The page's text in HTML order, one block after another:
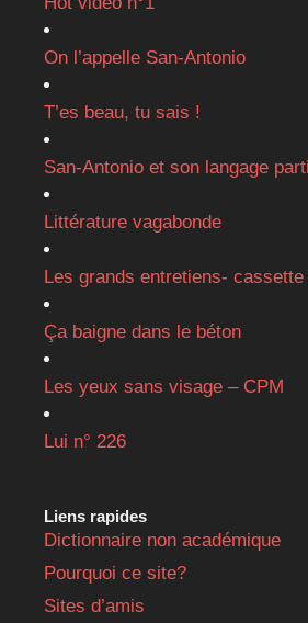
On l’appelle San-Antonio
T’es beau, tu sais !
San-Antonio et son langage
Littérature vagabonde
Les grands entretiens- cassette
Ça baigne dans le béton
Les yeux sans visage – CPM
Lui n° 226
Liens rapides
Dictionnaire non académique
Pourquoi ce site?
Sites d’amis